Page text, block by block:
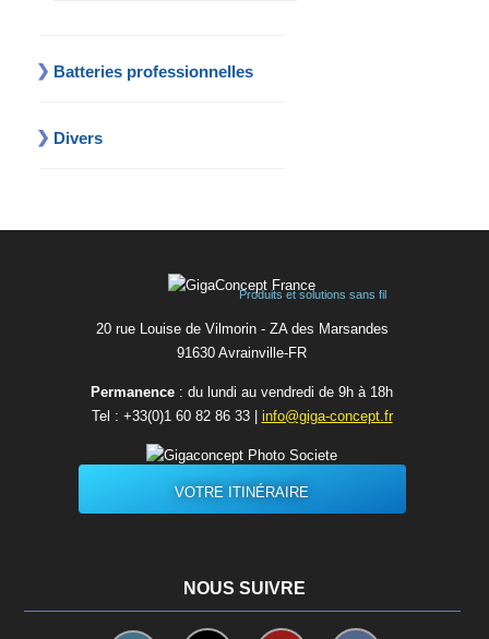
Batteries professionnelles
Divers
Produits et solutions sans fil
20 rue Louise de Vilmorin - ZA des Marsandes
91630 Avrainvilleㅤ-ㅤFR
Permanence : du lundi au vendredi de 9h à 18h
Tel : +33(0)1 60 82 86 33| info@giga-concept.fr
VOTRE ITINÉRAIRE
NOUS SUIVRE